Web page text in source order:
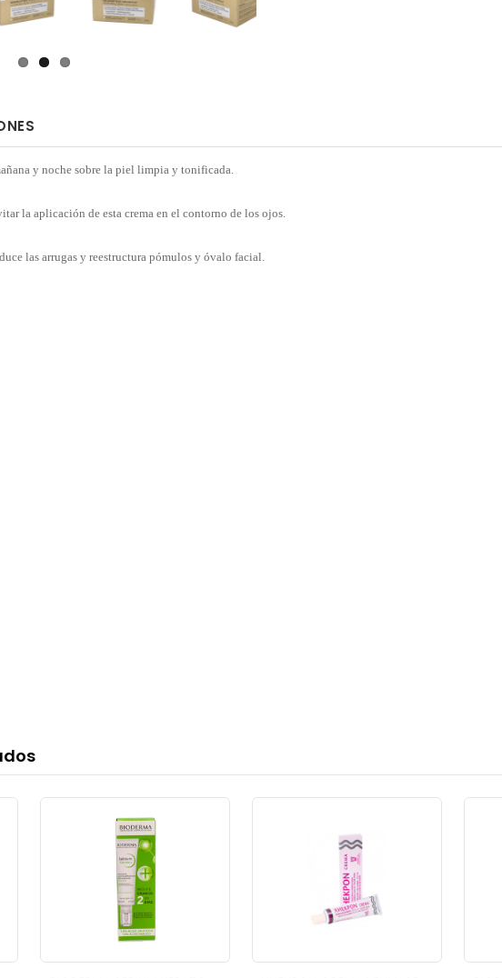
y noche sobre la piel limpia y tonificada.
la aplicación de esta crema en el contorno de los ojos.
las arrugas y reestructura pómulos y óvalo facial.